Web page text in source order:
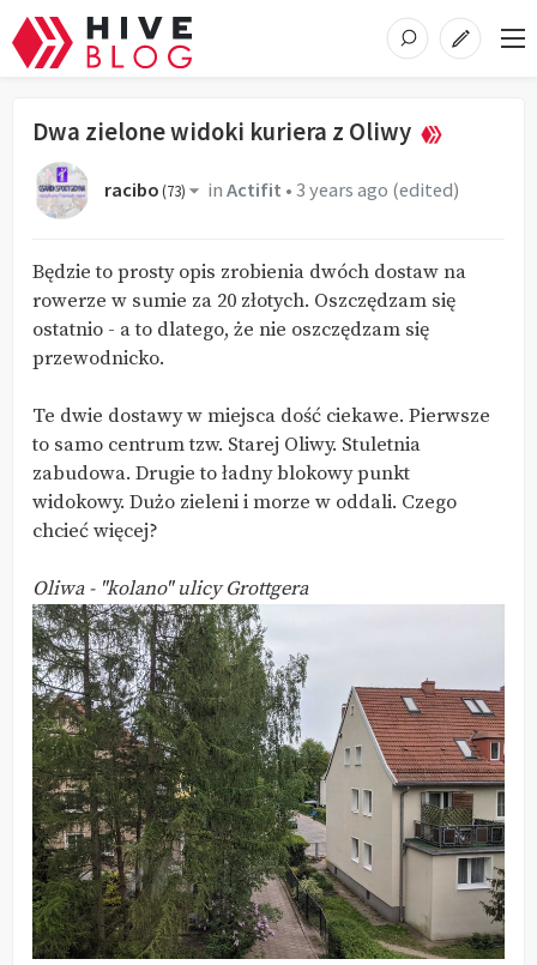
Dwa zielone widoki kuriera z Oliwy
racibo(73) inActifit •3 years ago (edited)
Będzie to prosty opis zrobienia dwóch dostaw na
rowerze w sumie za 20 złotych. Oszczędzam się
ostatnio - a to dlatego, że nie oszczędzam się
przewodnicko.
Te dwie dostawy w miejsca dość ciekawe. Pierwsze
to samo centrum tzw. Starej Oliwy. Stuletnia
zabudowa. Drugie to ładny blokowy punkt
widokowy. Dużo zieleni i morze w oddali. Czego
chcieć więcej?
Oliwa - "kolano" ulicy Grottgera